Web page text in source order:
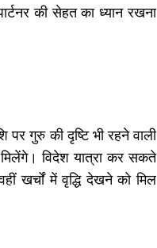
की सेहत का ध्यान रखना
गुरु की दृष्टि भी रहने वाली
विदेश यात्रा कर सकते
खर्चों में वृद्धि देखने को मिल